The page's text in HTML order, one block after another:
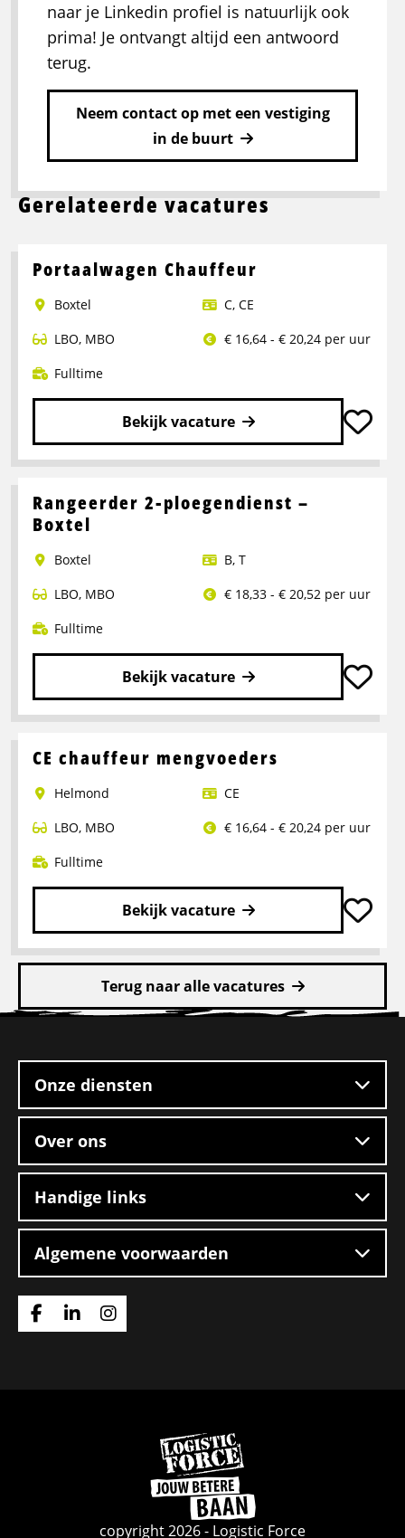
naar je Linkedin profiel is natuurlijk ook
prima! Je ontvangt altijd een antwoord
terug.
Neem contact op met een vestiging
in de buurt
Gerelateerde vacatures
Portaalwagen Chauffeur
Boxtel C, CE
LBO, MBO
€ 16,64 - € 20,24 per uur
Fulltime
Bekijk vacature
Lees
over
Portaalwagen
Rangeerder 2-ploegendienst –
Boxtel
Boxtel B, T
LBO, MBO
€ 18,33 - € 20,52 per uur
Fulltime
Bekijk vacature
Lees
over
2-
ploegendienst
Boxtel
CE chauffeur mengvoeders
Helmond
CE
LBO, MBO
€ 16,64 - € 20,24 per uur
Fulltime
Bekijk vacature
Lees
meer
CE
Terug naar alle vacatures
footer
Onze diensten
Over ons
Handige links
Algemene voorwaarden
Ga
Ga
Ga
Ga
naar
de
homepage
copyright 2026 - Logistic Force